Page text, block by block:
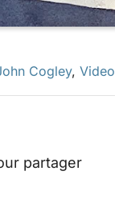
Cogley, Video
partager